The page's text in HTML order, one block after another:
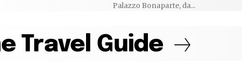
Palazzo Bonaparte, da...
Travel Guide